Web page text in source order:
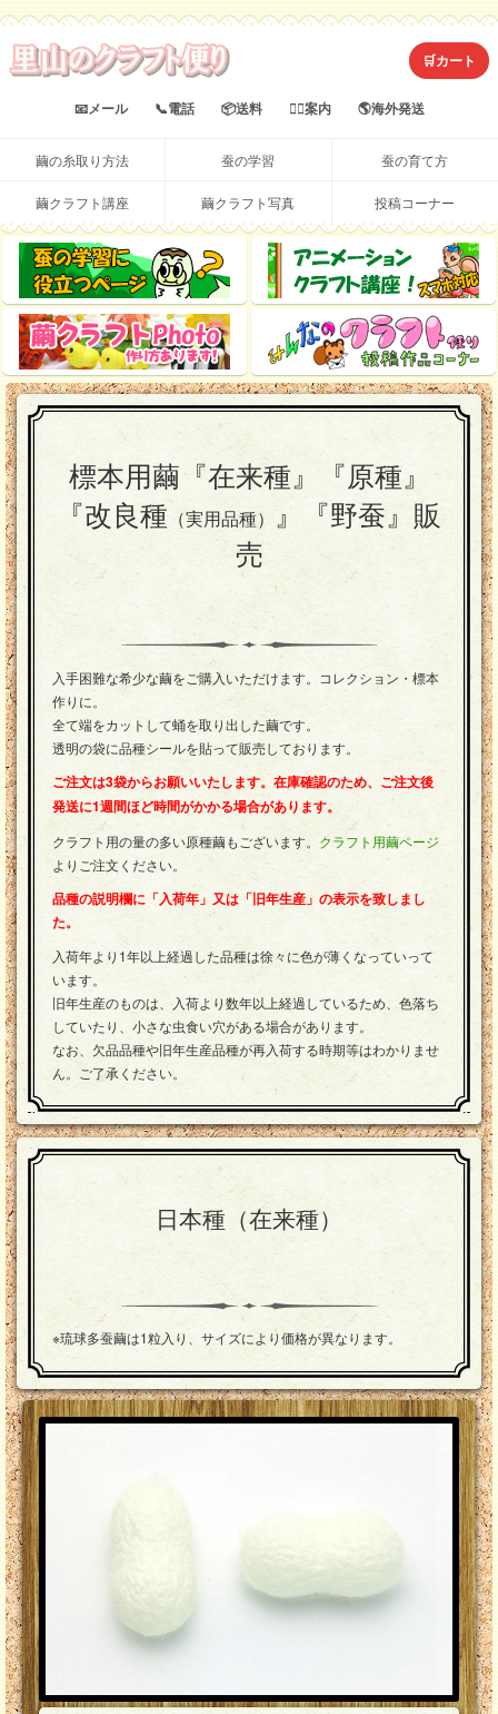
🛒カート
📧メール 📞電話 📦送料 💁‍♀️案内 🌎海外発送
繭の糸取り方法 蚕の学習 蚕の育て方
繭クラフト講座 繭クラフト写真 投稿コーナー
役
に
立
つ
ペ
ー
ジ
蚕
学
習
に
役
立
つ
ペ
ー
ジ
ア
ニ
メ
シ
ョ
ン
ク
ラ
フ
ト
講
座
繭
ク
ラ
フ
ト
写
真
集
ん
な
の
ラ
フ
ト
便
り
投
稿
品
コ
ー
ナ
ー
標本用繭『在来種』『原種』
『改良種 （実用品種） 』『野蚕』販
売
入手困難な希少な繭をご購入いただけます。コレクション・標本
作りに。
全て端をカットして蛹を取り出した繭です。
透明の袋に品種シールを貼って販売しております。
ご注文は3袋からお願いいたします。在庫確認のため、ご注文後
発送に1週間ほど時間がかかる場合があります。
クラフト用の量の多い原種繭もございます。クラフト用繭ページ
よりご注文ください。
品種の説明欄に「入荷年」又は「旧年生産」の表示を致しまし
た。
入荷年より1年以上経過した品種は徐々に色が薄くなっていって
います。
旧年生産のものは、入荷より数年以上経過しているため、色落ち
していたり、小さな虫食い穴がある場合があります。
なお、欠品品種や旧年生産品種が再入荷する時期等はわかりませ
ん。ご了承ください。
日本種（在来種）
※琉球多蚕繭は1粒入り、サイズにより価格が異なります。